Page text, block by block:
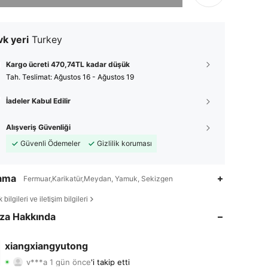
yeri Turkey
Kargo ücreti 470,74TL kadar düşük
Tah. Teslimat: Ağustos 16 - Ağustos 19
İadeler Kabul Edilir
Alışveriş Güvenliği
Güvenli Ödemeler
Gizlilik koruması
Fermuar,Karikatür,Meydan, Yamuk, Sekizgen
bilgileri ve iletişim bilgileri
Hakkında
xiangxiangyutong
4,83
v***a 1 gün önce'i takip etti